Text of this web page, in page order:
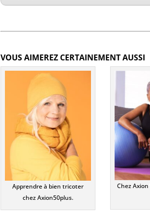
VOUS AIMEREZ CERTAINEMENT AUSSI
Apprendre à bien tricoter
chez Axion50plus.
Chez